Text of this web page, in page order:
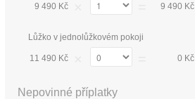
9 490 Kč 9 490 Kč
Lůžko v jednolůžkovém pokoji
11 490 Kč 0 Kč
Nepovinné příplatky